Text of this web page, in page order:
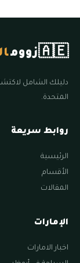
🇦🇪زووم
دليلك الشامل
المتحدة.
روابط سريعة
الرئيسية
الأقسام
المقالات
الإمارات
اخبار الامارات